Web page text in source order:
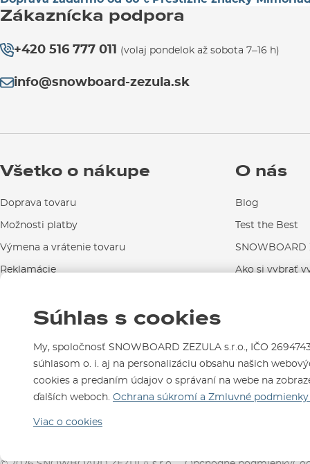
Zákaznícka podpora
+420 516 777 011 (volaj pondelok až sobota 7–16 h)
info@snowboard-zezula.sk
Všetko o nákupe
Doprava tovaru
Možnosti platby
Výmena a vrátenie tovaru
Reklamácie
Kontakty
O nás
Blog
Test the Best
SNOWBOARD
Ako si vybrať
Sme tu pre Vás od roku 1996
Súhlas s cookies
My, spoločnosť SNOWBOARD ZEZULA s.r.o., IČO
súhlasom o. i. aj na personalizáciu obsahu našich
cookies a predaním údajov o správaní na webe na
ďalších weboch. Ochrana súkromí a Zmluvné
Viac o cookies